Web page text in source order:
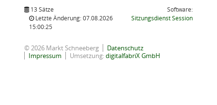
13 Sätze
Letzte Änderung: 07.08.2026
15:00:25
Software:
SitzungsdienstSession(Wird in
© 2026 Markt Schneeberg
Datenschutz
Impressum
Umsetzung:digitalfabriX GmbH